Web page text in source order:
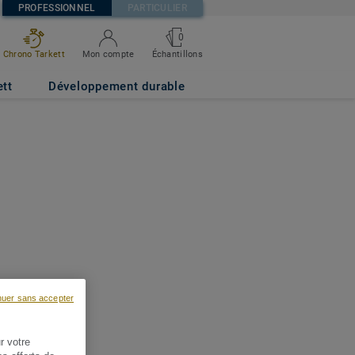
PROFESSIONNEL PARTICULIER
Chrono Tarkett Mon compte
0
Échantillons
Développement durable
votre
sans accepter